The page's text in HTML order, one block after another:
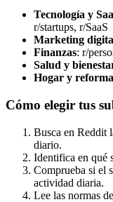
Tecnología y
r/startups, r/SaaS
Marketing
Finanzas: r/
Salud y
Hogar y
Cómo elegir tus
Busca en Reddit
diario.
Identifica en qué
Comprueba si el
actividad diaria.
Lee las normas